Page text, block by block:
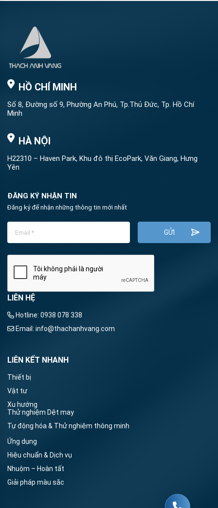
HỒ CHÍ MINH
Số 8, Đường số 9, Phường An Phú, Tp.Thủ Đức, Tp. Hồ Chí
Minh
HÀ NỘI
H22310 – Haven Park, Khu đô thị EcoPark, Văn Giang, Hưng
Yên
ĐĂNG KÝ NHẬN TIN
Đăng ký để nhận những thông tin mới nhất
LIÊN HỆ
Hotline: 0938 078 338
Email: info@thachanhvang.com
LIÊN KẾT NHANH
Thiết bị
Vật tư
Xu hướng
Thử nghiệm Dệt may
Tự động hóa & Thử nghiệm thông minh
Ứng dụng
Hiệu chuẩn & Dịch vụ
Nhuộm – Hoàn tất
Giải pháp màu sắc